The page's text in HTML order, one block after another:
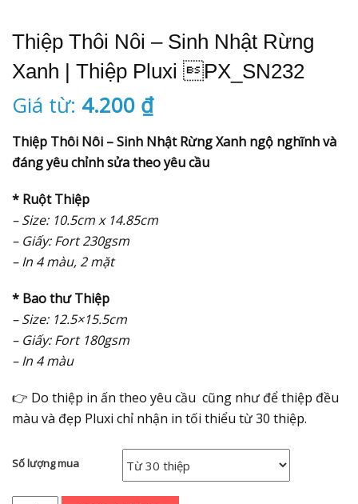
Thiệp Thôi Nôi – Sinh Nhật Rừng
Xanh | Thiệp Pluxi PX_SN232
Giá từ: 4.200 ₫
Thiệp Thôi Nôi – Sinh Nhật Rừng Xanh ngộ nghĩnh và
đáng yêu chỉnh sửa theo yêu cầu
* Ruột Thiệp
– Size: 10.5cm x 14.85cm
– Giấy: Fort 230gsm
– In 4 màu, 2 mặt
* Bao thư Thiệp
– Size: 12.5×15.5cm
– Giấy: Fort 180gsm
– In 4 màu
👉 Do thiệp in ấn theo yêu cầu cũng như để thiệp đều
màu và đẹp Pluxi chỉ nhận in tối thiểu từ 30 thiệp.
Số lượng mua